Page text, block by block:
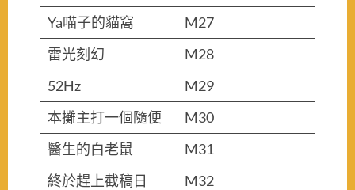
Ya喵子的貓窩
M27
雷光刻幻
M28
52Hz
M29
本攤主打一個隨便
M30
醫生的白老鼠
M31
終於趕上截稿日
M32